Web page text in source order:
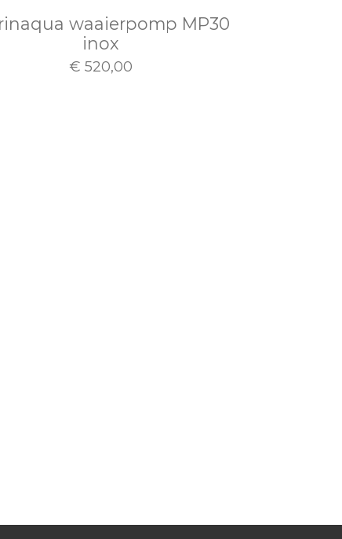
waaierpomp MP30
inox
€ 520,00